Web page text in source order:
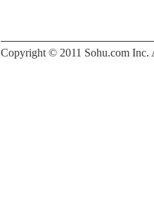
Copyright © 2011 Sohu.com Inc.